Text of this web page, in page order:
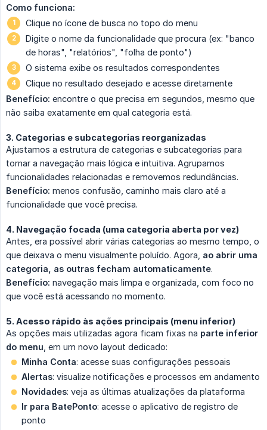
Como funciona:
Clique no ícone de busca no topo do menu
Digite o nome da funcionalidade que procura (ex: "banco
de horas", "relatórios", "folha de ponto")
O sistema exibe os resultados correspondentes
Clique no resultado desejado e acesse diretamente
Benefício: encontre o que precisa em segundos, mesmo que
não saiba exatamente em qual categoria está.
3. Categorias e subcategorias reorganizadas
Ajustamos a estrutura de categorias e subcategorias para
tornar a navegação mais lógica e intuitiva. Agrupamos
funcionalidades relacionadas e removemos redundâncias.
Benefício: menos confusão, caminho mais claro até a
funcionalidade que você precisa.
4. Navegação focada (uma categoria aberta por vez)
Antes, era possível abrir várias categorias ao mesmo tempo, o
que deixava o menu visualmente poluído. Agora, ao abrir uma
categoria, as outras fecham automaticamente.
Benefício: navegação mais limpa e organizada, com foco no
que você está acessando no momento.
5. Acesso rápido às ações principais (menu inferior)
As opções mais utilizadas agora ficam fixas na parte inferior
do menu , em um novo layout dedicado:
Minha Conta: acesse suas configurações pessoais
Alertas: visualize notificações e processos em andamento
Novidades: veja as últimas atualizações da plataforma
Ir para BatePonto: acesse o aplicativo de registro de
ponto